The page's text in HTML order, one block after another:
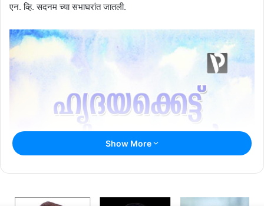
एन. व्हि. सदनम च्या सभाघरांत जातली.
Show More